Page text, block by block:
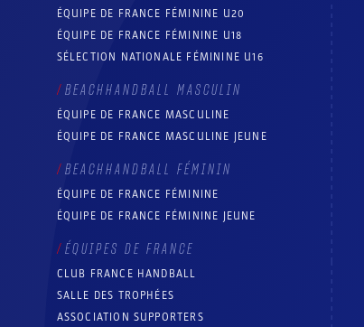
ÉQUIPE DE FRANCE FÉMININE U20
ÉQUIPE DE FRANCE FÉMININE U18
SÉLECTION NATIONALE FÉMININE U16
BEACHHANDBALL MASCULIN
ÉQUIPE DE FRANCE MASCULINE
ÉQUIPE DE FRANCE MASCULINE JEUNE
BEACHHANDBALL FÉMININ
ÉQUIPE DE FRANCE FÉMININE
ÉQUIPE DE FRANCE FÉMININE JEUNE
ÉQUIPES DE FRANCE
CLUB FRANCE HANDBALL
SALLE DES TROPHÉES
ASSOCIATION SUPPORTERS